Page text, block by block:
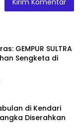
GEMPUR SULTRA
Sengketa di
di Kendari
Diserahkan